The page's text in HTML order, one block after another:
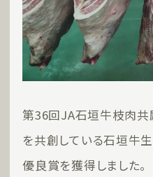
第36回JA石垣牛枝肉共
を共創している石垣牛
優良賞を獲得しました。